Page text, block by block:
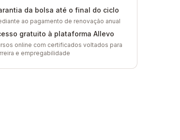
da bolsa até o final do ciclo
ao pagamento de renovação anual
gratuito à plataforma Allevo
online com certificados voltados para
e empregabilidade